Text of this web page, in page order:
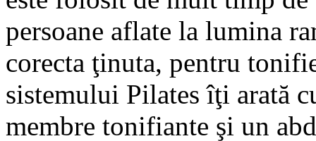
persoane aflate la lumina
corecta ţinuta, pentru
sistemului Pilates îţi arată
membre tonifiante şi un